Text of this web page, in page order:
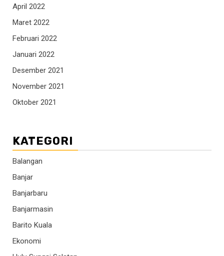
April 2022
Maret 2022
Februari 2022
Januari 2022
Desember 2021
November 2021
Oktober 2021
KATEGORI
Balangan
Banjar
Banjarbaru
Banjarmasin
Barito Kuala
Ekonomi